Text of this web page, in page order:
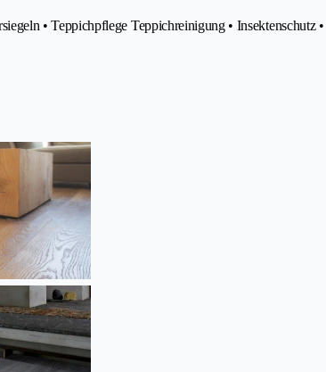
• Teppichpflege Teppichreinigung • Insektenschutz